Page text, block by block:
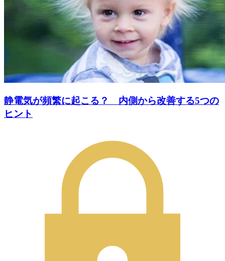
静電気が頻繁に起こる？ 内側から改善する5つの
ヒント